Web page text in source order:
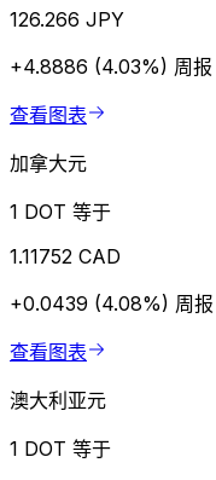
126.266 JPY
+4.8886 (4.03%) 周报
查看图表
加拿大元
1 DOT 等于
1.11752 CAD
+0.0439 (4.08%) 周报
查看图表
澳大利亚元
1 DOT 等于